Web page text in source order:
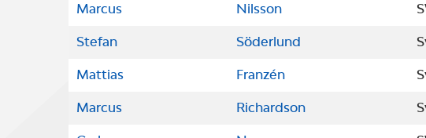
Marcus Nilsson
Stefan Söderlund
Mattias Franzén
Marcus Richardson